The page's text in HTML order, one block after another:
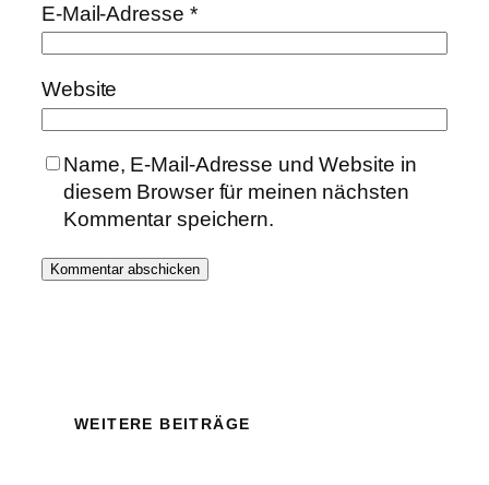
E-Mail-Adresse *
Website
Name, E-Mail-Adresse und Website in
diesem Browser für meinen nächsten
Kommentar speichern.
WEITERE BEITRÄGE